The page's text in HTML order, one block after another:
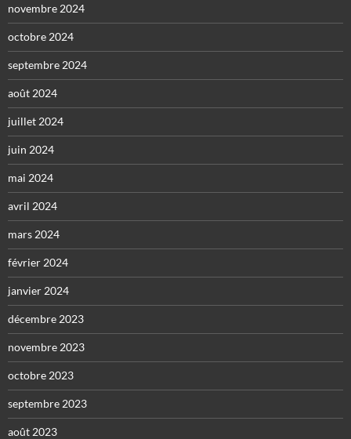
novembre 2024
octobre 2024
septembre 2024
août 2024
juillet 2024
juin 2024
mai 2024
avril 2024
mars 2024
février 2024
janvier 2024
décembre 2023
novembre 2023
octobre 2023
septembre 2023
août 2023